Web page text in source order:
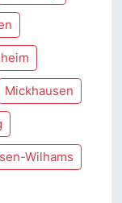
Mickhausen
Wilhams